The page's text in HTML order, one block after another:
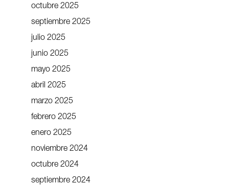
octubre 2025
septiembre 2025
julio 2025
junio 2025
mayo 2025
abril 2025
marzo 2025
febrero 2025
enero 2025
noviembre 2024
octubre 2024
septiembre 2024